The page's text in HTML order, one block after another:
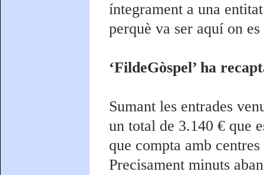
íntegrament a una
perquè va ser aquí on es
‘FildeGòspel’ ha
Sumant les entrades
un total de 3.140 € que
que compta amb
Precisament minuts